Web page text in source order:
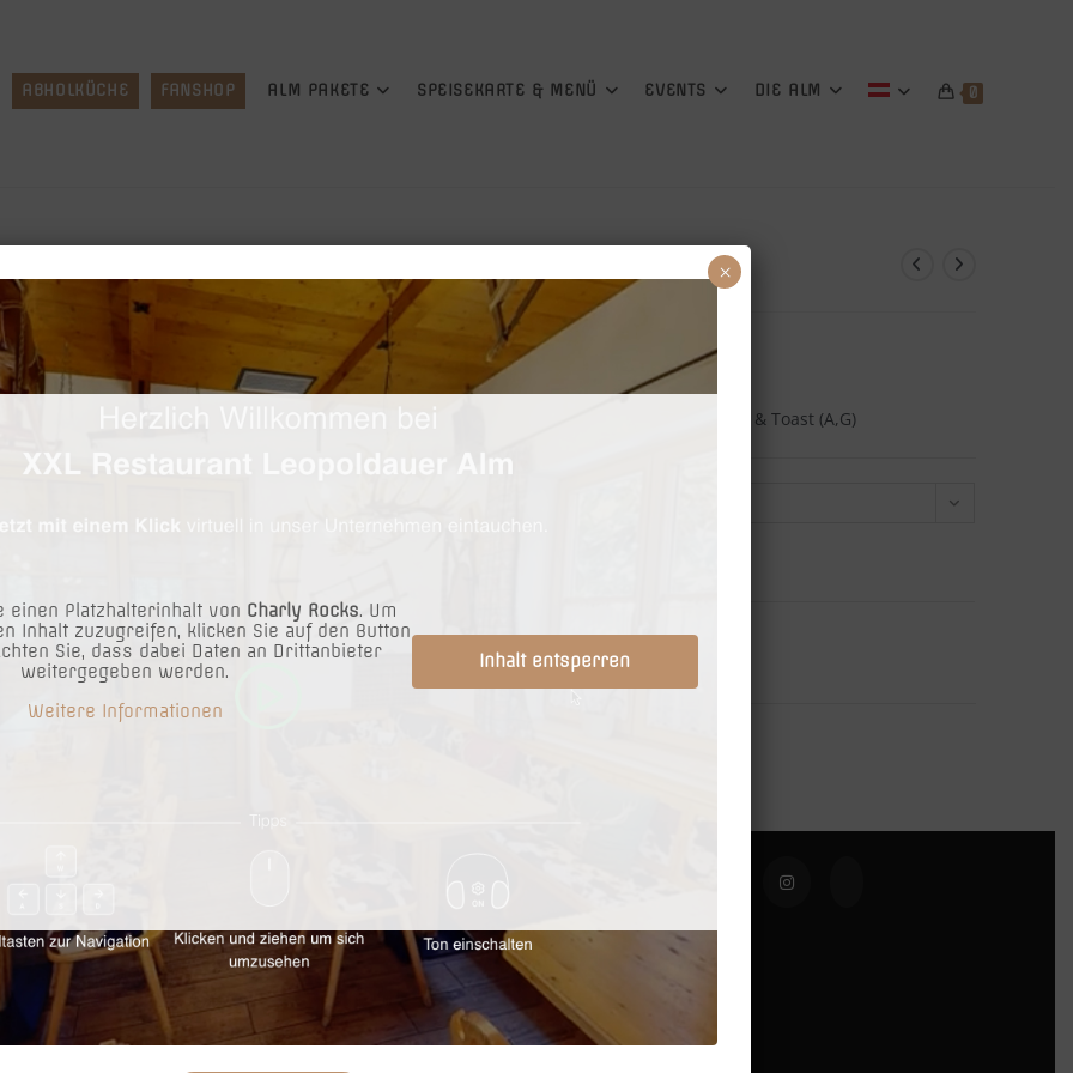
ABHOLKÜCHE FANSHOP ALM PAKETE SPEISEKARTE & MENÜ EVENTS DIE ALM 0
16,90 €–19,90€
vom Jungstier, mit Wachtel-Spiegelei, reichlich garniert, dazu Butter & Toast (A,G)
Beef
Tartare
- + IN DEN WARENKORB
OBEN auf den
ALM Parkplätzen
der Alm am „Seyringer
Datenschutz
Karriere
Cookies
einen Platzhalterinhalt von Charly Rocks. Um
Inhalt zuzugreifen, klicken Sie auf den Button
Sie, dass dabei Daten an Drittanbieter
weitergegeben werden.
Weitere Informationen
Inhalt entsperren
×